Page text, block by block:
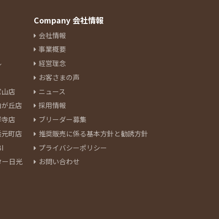
店
丘店
店
町店
日光
Company 会社情報
会社情報
事業概要
経営理念
お客さまの声
ニュース
採用情報
ブリーダー募集
推奨販売に係る基本方針と勧誘方針
プライバシーポリシー
お問い合わせ